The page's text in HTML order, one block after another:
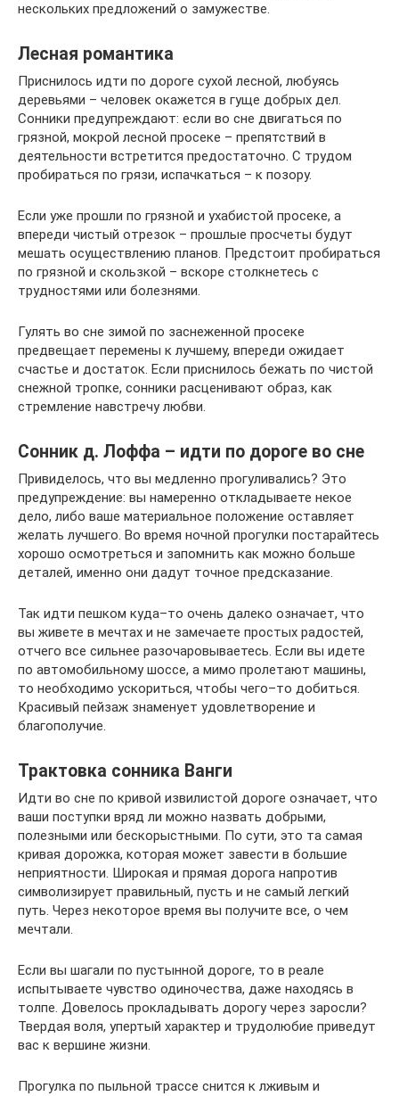
нескольких предложений о замужестве.
Лесная романтика
Приснилось идти по дороге сухой лесной, любуясь
деревьями – человек окажется в гуще добрых дел.
Сонники предупреждают: если во сне двигаться по
грязной, мокрой лесной просеке – препятствий в
деятельности встретится предостаточно. С трудом
пробираться по грязи, испачкаться – к позору.
Если уже прошли по грязной и ухабистой просеке, а
впереди чистый отрезок – прошлые просчеты будут
мешать осуществлению планов. Предстоит пробираться
по грязной и скользкой – вскоре столкнетесь с
трудностями или болезнями.
Гулять во сне зимой по заснеженной просеке
предвещает перемены к лучшему, впереди ожидает
счастье и достаток. Если приснилось бежать по чистой
снежной тропке, сонники расценивают образ, как
стремление навстречу любви.
Сонник д. Лоффа – идти по дороге во сне
Привиделось, что вы медленно прогуливались? Это
предупреждение: вы намеренно откладываете некое
дело, либо ваше материальное положение оставляет
желать лучшего. Во время ночной прогулки постарайтесь
хорошо осмотреться и запомнить как можно больше
деталей, именно они дадут точное предсказание.
Так идти пешком куда–то очень далеко означает, что
вы живете в мечтах и не замечаете простых радостей,
отчего все сильнее разочаровываетесь. Если вы идете
по автомобильному шоссе, а мимо пролетают машины,
то необходимо ускориться, чтобы чего–то добиться.
Красивый пейзаж знаменует удовлетворение и
благополучие.
Трактовка сонника Ванги
Идти во сне по кривой извилистой дороге означает, что
ваши поступки вряд ли можно назвать добрыми,
полезными или бескорыстными. По сути, это та самая
кривая дорожка, которая может завести в большие
неприятности. Широкая и прямая дорога напротив
символизирует правильный, пусть и не самый легкий
путь. Через некоторое время вы получите все, о чем
мечтали.
Если вы шагали по пустынной дороге, то в реале
испытываете чувство одиночества, даже находясь в
толпе. Довелось прокладывать дорогу через заросли?
Твердая воля, упертый характер и трудолюбие приведут
вас к вершине жизни.
Прогулка по пыльной трассе снится к лживым и